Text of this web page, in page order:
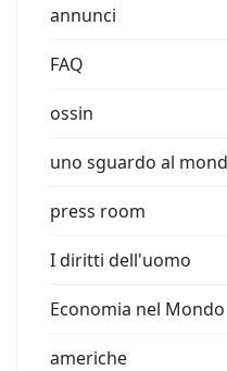
annunci
FAQ
ossin
uno sguardo al
press room
I diritti dell'uomo
Economia nel Mondo
americhe